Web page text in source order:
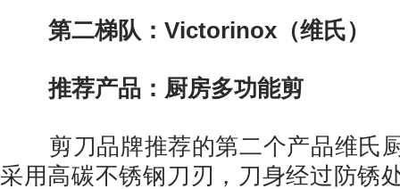
第二梯队：Victorinox（维氏）
推荐产品：厨房多功能剪
剪刀品牌推荐的第二个产品维氏
采用高碳不锈钢刀刃，刀身经过防锈